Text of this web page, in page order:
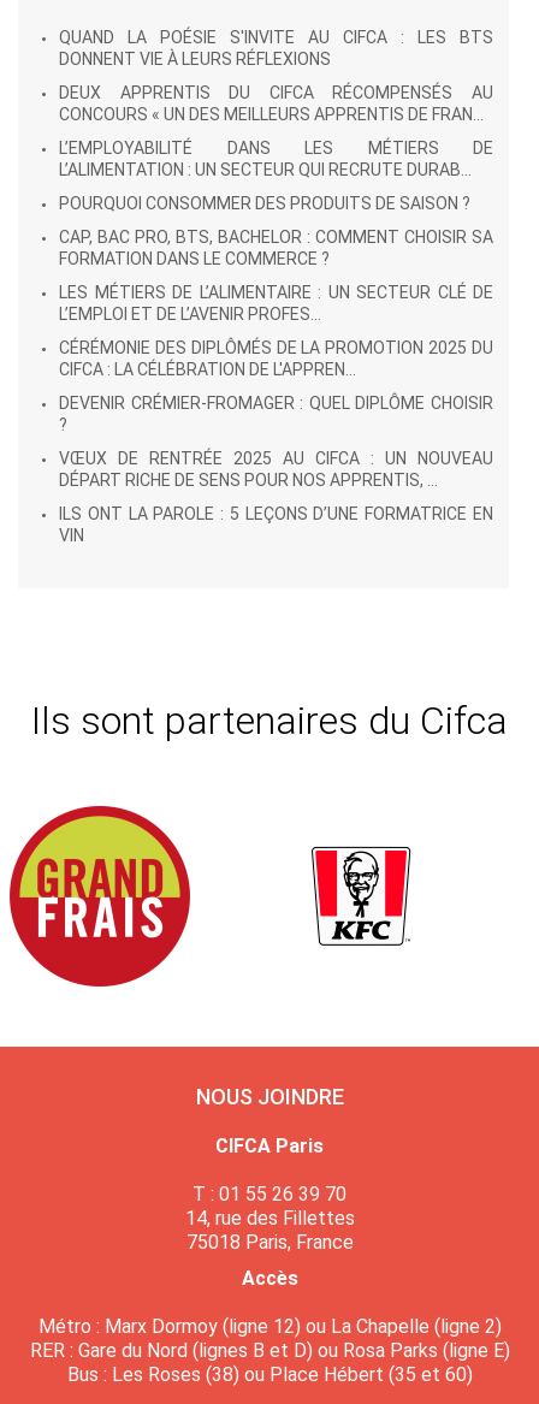
QUAND LA POÉSIE S'INVITE AU CIFCA : LES BTS
DONNENT VIE À LEURS RÉFLEXIONS
DEUX APPRENTIS DU CIFCA RÉCOMPENSÉS AU
CONCOURS « UN DES MEILLEURS APPRENTIS DE FRAN...
L’EMPLOYABILITÉ DANS LES MÉTIERS DE
L’ALIMENTATION : UN SECTEUR QUI RECRUTE DURAB...
POURQUOI CONSOMMER DES PRODUITS DE SAISON ?
CAP, BAC PRO, BTS, BACHELOR : COMMENT CHOISIR SA
FORMATION DANS LE COMMERCE ?
LES MÉTIERS DE L’ALIMENTAIRE : UN SECTEUR CLÉ DE
L’EMPLOI ET DE L’AVENIR PROFES...
CÉRÉMONIE DES DIPLÔMÉS DE LA PROMOTION 2025 DU
CIFCA : LA CÉLÉBRATION DE L'APPREN...
DEVENIR CRÉMIER-FROMAGER : QUEL DIPLÔME CHOISIR
?
VŒUX DE RENTRÉE 2025 AU CIFCA : UN NOUVEAU
DÉPART RICHE DE SENS POUR NOS APPRENTIS, ...
ILS ONT LA PAROLE : 5 LEÇONS D’UNE FORMATRICE EN
VIN
Ils sont partenaires du Cifca
NOUS JOINDRE
CIFCA Paris
T : 01 55 26 39 70
14, rue des Fillettes
75018 Paris, France
Accès
Métro : Marx Dormoy (ligne 12) ou La Chapelle (ligne 2)
RER : Gare du Nord (lignes B et D) ou Rosa Parks (ligne E)
Bus : Les Roses (38) ou Place Hébert (35 et 60)